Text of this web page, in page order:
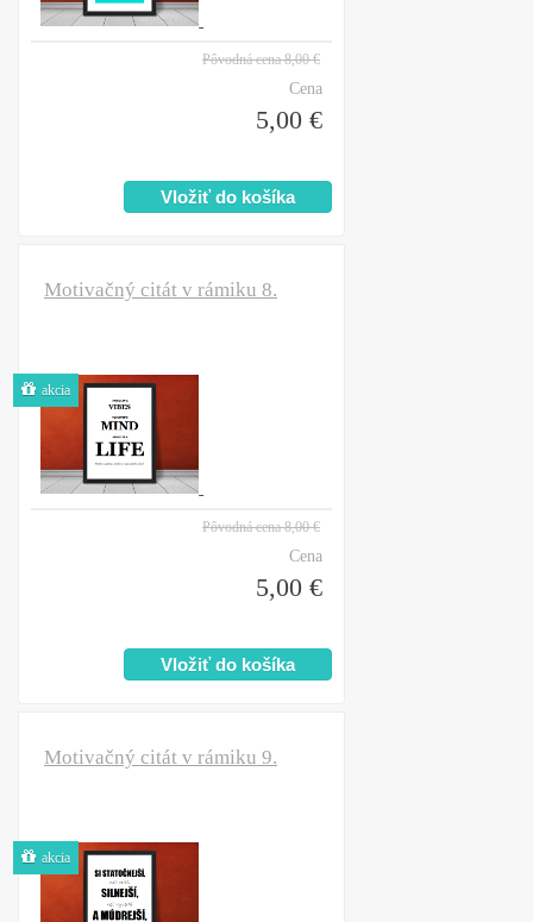
Pôvodná cena8,00 €
Cena
5,00 €
Motivačný citát v rámiku 8.
Pôvodná cena8,00 €
Cena
5,00 €
akcia
Motivačný citát v rámiku 9.
akcia